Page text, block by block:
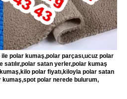
polar kumaş,polar parçası,ucuz polar
satılır,polar satan yerler,polar kumaş
polar fiyatı,kiloyla polar satan
polar nerede bulurum,